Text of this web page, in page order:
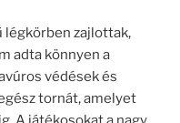
légkörben zajlottak,
adta könnyen a
védések és
tornát, amelyet